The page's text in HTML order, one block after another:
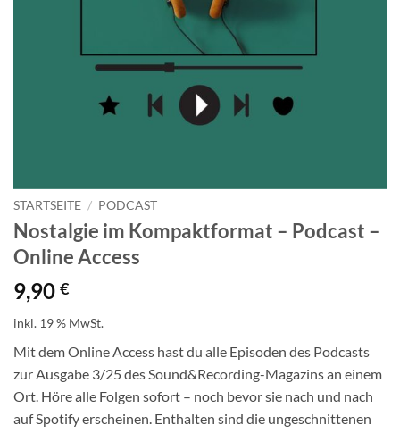
STARTSEITE / PODCAST
Nostalgie im Kompaktformat – Podcast –
Online Access
9,90 €
inkl. 19 % MwSt.
Mit dem Online Access hast du alle Episoden des Podcasts
zur Ausgabe 3/25 des Sound&Recording-Magazins an einem
Ort. Höre alle Folgen sofort – noch bevor sie nach und nach
auf Spotify erscheinen. Enthalten sind die ungeschnittenen